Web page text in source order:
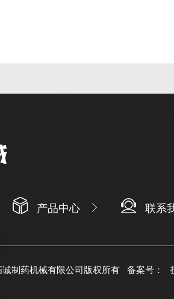
产品中心 联系
制药机械有限公司版权所有 备案号：